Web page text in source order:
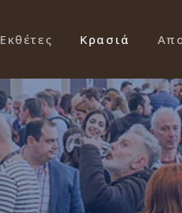
Εκθέτες Κρασιά